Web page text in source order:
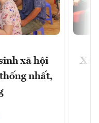
xã hội
nhất,